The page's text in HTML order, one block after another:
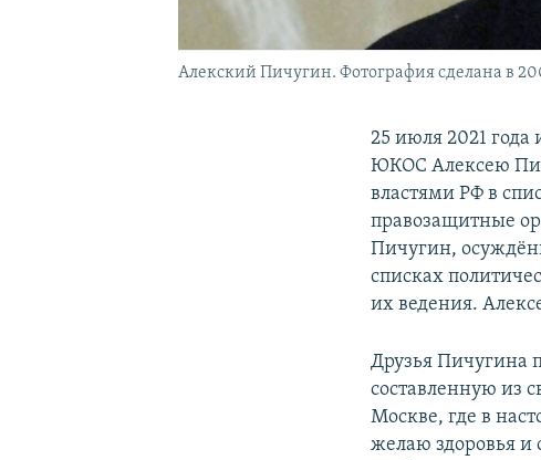
Алекский Пичугин. Фотография сделана в
25 июля 2021
ЮКОС Алексею
властями РФ в
правозащитные
Пичугин,
списках
их ведения.
Друзья Пичугина
составленную из
Москве, где в
желаю здоровья и